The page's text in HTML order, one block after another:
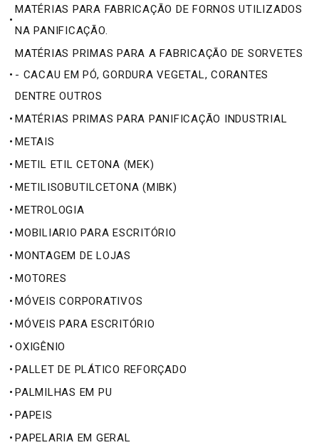
•
MATÉRIAS PARA FABRICAÇÃO DE FORNOS UTILIZADOS
NA PANIFICAÇÃO.
•
MATÉRIAS PRIMAS PARA A FABRICAÇÃO DE SORVETES
- CACAU EM PÓ, GORDURA VEGETAL, CORANTES
DENTRE OUTROS
• MATÉRIAS PRIMAS PARA PANIFICAÇÃO INDUSTRIAL
• METAIS
• METIL ETIL CETONA (MEK)
• METILISOBUTILCETONA (MIBK)
• METROLOGIA
• MOBILIARIO PARA ESCRITÓRIO
• MONTAGEM DE LOJAS
• MOTORES
• MÓVEIS CORPORATIVOS
• MÓVEIS PARA ESCRITÓRIO
• OXIGÊNIO
• PALLET DE PLÁTICO REFORÇADO
• PALMILHAS EM PU
• PAPEIS
• PAPELARIA EM GERAL